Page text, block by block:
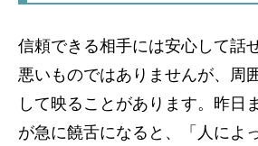
信頼できる相手には安心して話
悪いものではありませんが、周
して映ることがあります。昨日
が急に饒舌になると、「人によ